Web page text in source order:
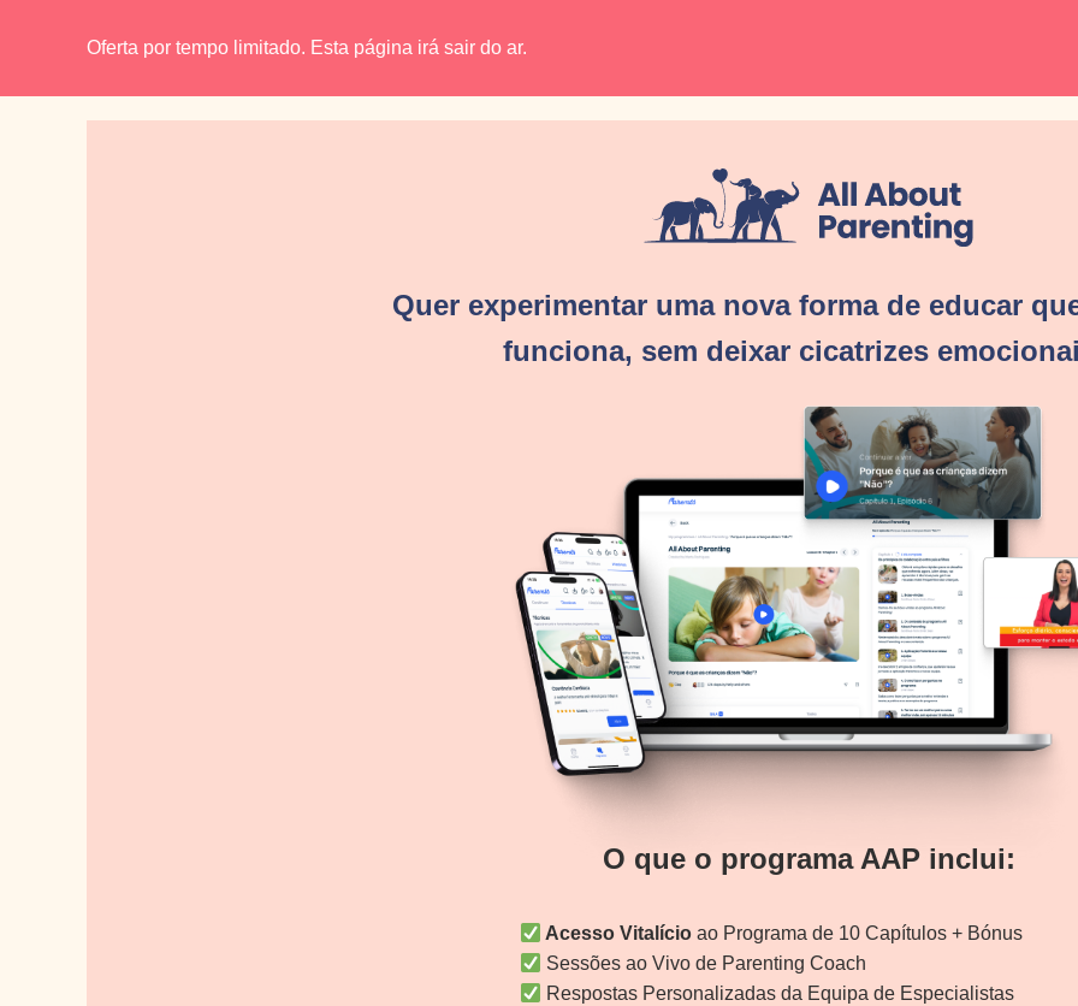
Oferta por tempo limitado. Esta página irá sair do ar.
Quer experimentar uma nova forma de educar
funciona, sem deixar cicatrizes
O que o programa AAP inclui:
Acesso Vitalício ao Programa de 10 Capítulos + Bónus
Sessões ao Vivo de Parenting Coach
Respostas Personalizadas da Equipa de Especialistas